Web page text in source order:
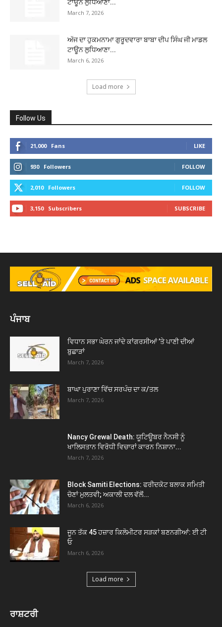
ਟਾਊਨ ਲੁਧਿਆਣਾ...
March 7, 2026
ਅੱਜ ਦਾ ਹੁਕਮਨਾਮਾ ਗੁਰੂਦਵਾਰਾ ਬਾਬਾ ਦੀਪ ਸਿੰਘ ਜੀ ਮਾਡਲ
ਟਾਊਨ ਲੁਧਿਆਣਾ...
March 6, 2026
Load more
Follow Us
21,000 Fans LIKE
930 Followers FOLLOW
2,010 Followers FOLLOW
3,150 Subscribers SUBSCRIBE
ਪੰਜਾਬ
ਵਿਧਾਨ ਸਭਾ ਘੇਰਨ ਜਾਂਦੇ ਕਾਂਗਰਸੀਆਂ ’ਤੇ ਪਾਣੀ ਦੀਆਂ
ਬੁਛਾੜਾਂ
March 7, 2026
ਬਾਘਾ ਪੁਰਾਣਾ ਵਿੱਚ ਸਰਪੰਚ ਦਾ ਕ/ਤਲ
March 7, 2026
Nancy Grewal Death: ਯੂਟਿਊਬਰ ਨੈਨਸੀ ਨੂੰ
ਖਾਲਿਸਤਾਨ ਵਿਰੋਧੀ ਵਿਚਾਰਾਂ ਕਾਰਨ ਨਿਸ਼ਾਨਾ...
March 7, 2026
Block Samiti Elections: ਫਰੀਦਕੋਟ ਬਲਾਕ ਸਮਿਤੀ
ਚੋਣਾਂ ਮੁਲਤਵੀ; ਅਕਾਲੀ ਦਲ ਵੱਲੋਂ...
March 6, 2026
ਜੂਨ ਤੱਕ 45 ਹਜ਼ਾਰ ਕਿਲੋਮੀਟਰ ਸੜਕਾਂ ਬਣਨਗੀਆਂ: ਈ ਟੀ
ਓ
March 6, 2026
Load more
ਰਾਸ਼ਟਰੀ